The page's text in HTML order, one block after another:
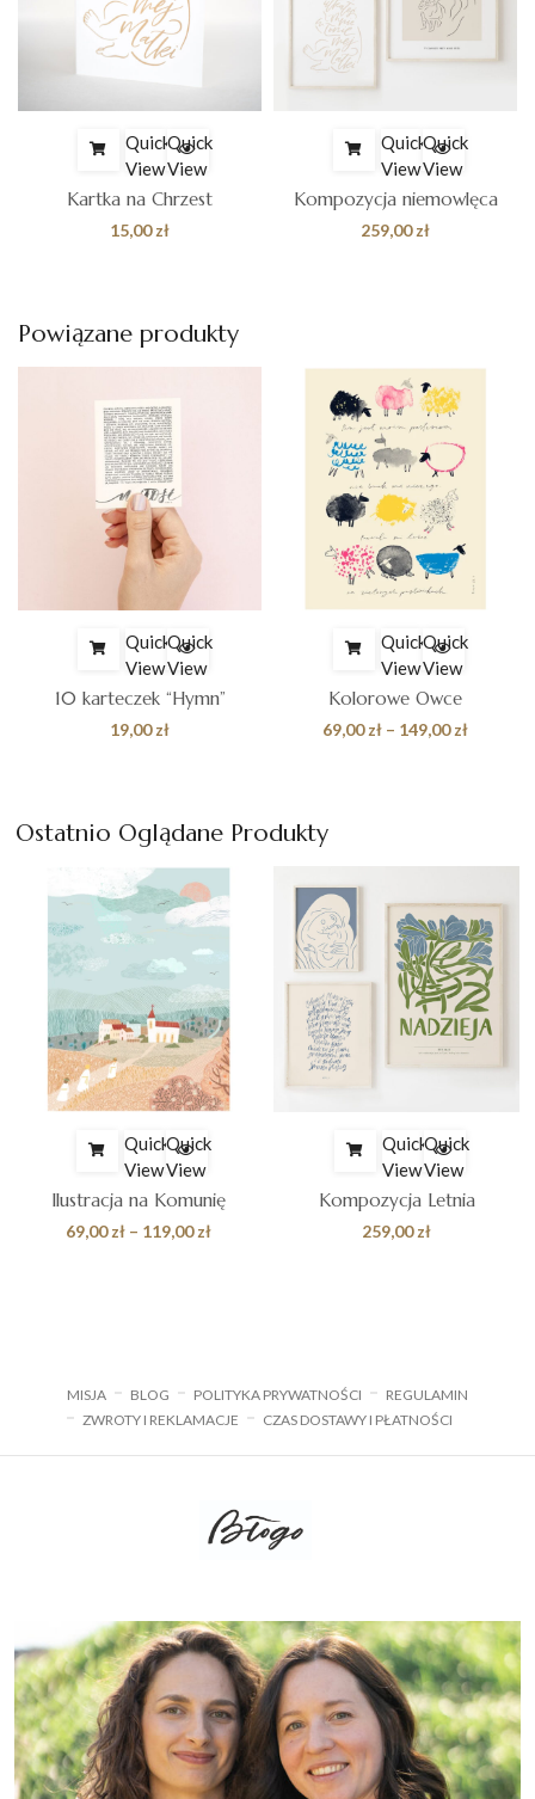
Quick
View
Quick
View
Kartka na Chrzest
15,00zł
Quick
View
Quick
View
Kompozycja niemowlęca
259,00zł
Powiązane produkty
Quick
View
Quick
View
10 karteczek “Hymn”
19,00zł
Quick
View
Quick
View
Kolorowe Owce
69,00zł – 149,00złZakres
Ostatnio Oglądane Produkty
Quick
View
Quick
View
Ilustracja na Komunię
69,00zł – 119,00złZakres
Quick
View
Quick
View
Kompozycja Letnia
259,00zł
MISJA BLOG POLITYKA PRYWATNOŚCI
REGULAMIN
ZWROTY I REKLAMACJE
CZAS DOSTAWY I PŁATNOŚCI